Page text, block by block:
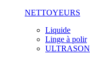
NETTOYEURS
Liquide
Linge à polir
ULTRASON